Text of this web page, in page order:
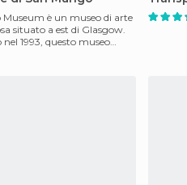
Museum è un museo di arte
situato a est di Glasgow.
1993, questo museo